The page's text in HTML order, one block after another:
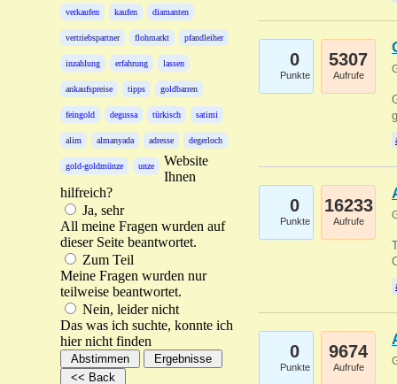
verkaufen kaufen diamanten
vertriebspartner flohmarkt pfandleiher
inzahlung erfahrung lassen
ankaufspreise tipps goldbarren
feingold degussa türkisch satimi
alim almanyada adresse degerloch
gold-goldmünze unze
Website
Ihnen
hilfreich?
Ja, sehr
All meine Fragen wurden auf
dieser Seite beantwortet.
Zum Teil
Meine Fragen wurden nur
teilweise beantwortet.
Nein, leider nicht
Das was ich suchte, konnte ich
hier nicht finden
0
Punkte
5307
Aufrufe
0
Punkte
16233
Aufrufe
0
Punkte
9674
Aufrufe